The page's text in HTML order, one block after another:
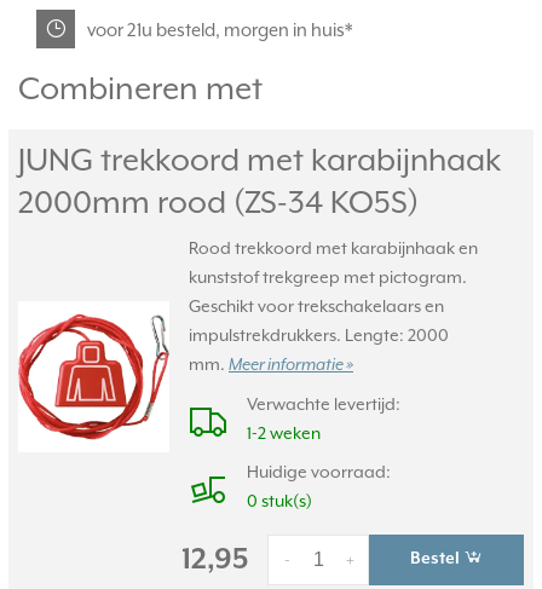
voor 21u besteld, morgen in huis*
Combineren met
JUNG trekkoord met karabijnhaak
2000mm rood (ZS-34 KO5S)
Rood trekkoord met karabijnhaak en
kunststof trekgreep met pictogram.
Geschikt voor trekschakelaars en
impulstrekdrukkers. Lengte: 2000
mm. Meer informatie »
Verwachte levertijd:
1-2 weken
Huidige voorraad:
0 stuk(s)
12,95 +
- Bestel